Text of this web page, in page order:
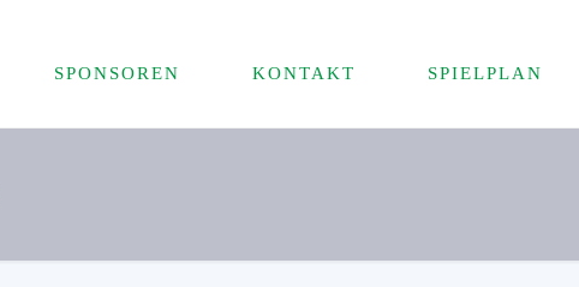
SPONSOREN KONTAKT SPIELPLAN